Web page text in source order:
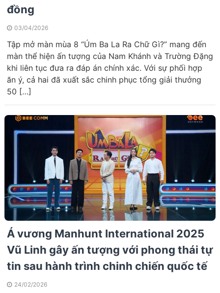
đồng
03/04/2026
Tập mở màn mùa 8 “Úm Ba La Ra Chữ Gì?” mang đến
màn thể hiện ấn tượng của Nam Khánh và Trường Đặng
khi liên tục đưa ra đáp án chính xác. Với sự phối hợp
ăn ý, cả hai đã xuất sắc chinh phục tổng giải thưởng
50 […]
Á vương Manhunt International 2025
Vũ Linh gây ấn tượng với phong thái tự
tin sau hành trình chinh chiến quốc tế
24/02/2026